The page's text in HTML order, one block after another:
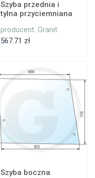
Szyba przednia i
tylna przyciemniana
producent: Granit
567.71 zł
Szyba boczna